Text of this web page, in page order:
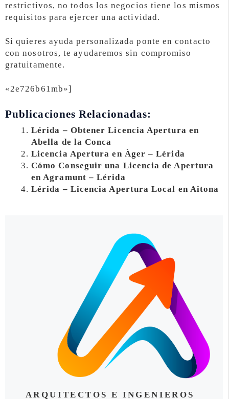
restrictivos, no todos los negocios tiene los mismos
requisitos para ejercer una actividad.
Si quieres ayuda personalizada ponte en contacto
con nosotros, te ayudaremos sin compromiso
gratuitamente.
«2e726b61mb»]
Publicaciones Relacionadas:
Lérida – Obtener Licencia Apertura en
Abella de la Conca
Licencia Apertura en Àger – Lérida
Cómo Conseguir una Licencia de Apertura
en Agramunt – Lérida
Lérida – Licencia Apertura Local en Aitona
ARQUITECTOS E INGENIEROS